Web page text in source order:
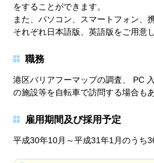
をすることができます。
また、パソコン、スマートフォン、
それぞれ日本語版、英語版をご用意
職務
港区バリアフーマップの調査、 PC
の施設等を自転車で訪問する場合も
雇用期間及び採用予定
平成30年10月～平成31年1月のうち